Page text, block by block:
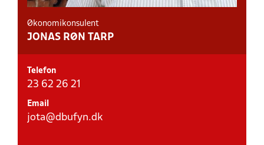
Økonomikonsulent
JONAS RØN TARP
Telefon
23 62 26 21
Email
jota@dbufyn.dk